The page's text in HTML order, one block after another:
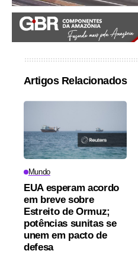
Artigos Relacionados
Mundo
EUA esperam acordo
em breve sobre
Estreito de Ormuz;
potências sunitas se
unem em pacto de
defesa